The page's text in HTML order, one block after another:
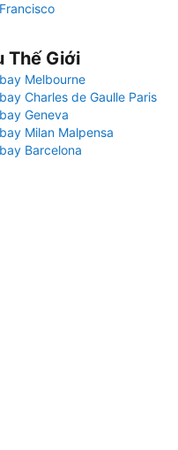
Thế Giới
Melbourne
Charles de Gaulle Paris
Geneva
Milan Malpensa
Barcelona